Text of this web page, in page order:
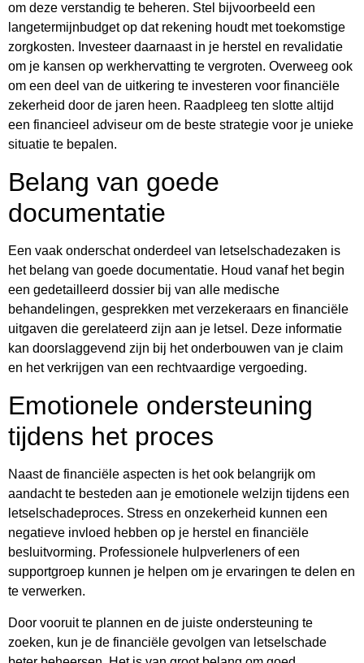
om deze verstandig te beheren. Stel bijvoorbeeld een
langetermijnbudget op dat rekening houdt met toekomstige
zorgkosten. Investeer daarnaast in je herstel en revalidatie
om je kansen op werkhervatting te vergroten. Overweeg ook
om een deel van de uitkering te investeren voor financiële
zekerheid door de jaren heen. Raadpleeg ten slotte altijd
een financieel adviseur om de beste strategie voor je unieke
situatie te bepalen.
Belang van goede
documentatie
Een vaak onderschat onderdeel van letselschadezaken is
het belang van goede documentatie. Houd vanaf het begin
een gedetailleerd dossier bij van alle medische
behandelingen, gesprekken met verzekeraars en financiële
uitgaven die gerelateerd zijn aan je letsel. Deze informatie
kan doorslaggevend zijn bij het onderbouwen van je claim
en het verkrijgen van een rechtvaardige vergoeding.
Emotionele ondersteuning
tijdens het proces
Naast de financiële aspecten is het ook belangrijk om
aandacht te besteden aan je emotionele welzijn tijdens een
letselschadeproces. Stress en onzekerheid kunnen een
negatieve invloed hebben op je herstel en financiële
besluitvorming. Professionele hulpverleners of een
supportgroep kunnen je helpen om je ervaringen te delen en
te verwerken.
Door vooruit te plannen en de juiste ondersteuning te
zoeken, kun je de financiële gevolgen van letselschade